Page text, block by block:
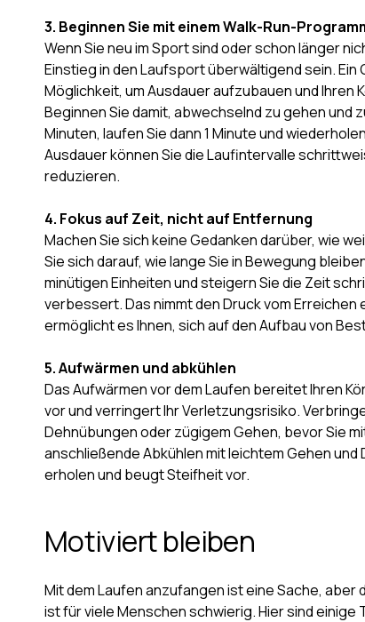
3. Beginnen Sie mit einem Walk-Run-
Wenn Sie neu im Sport sind oder schon länger
Einstieg in den Laufsport überwältigend sein.
Möglichkeit, um Ausdauer aufzubauen und Ihren
Beginnen Sie damit, abwechselnd zu gehen und
Minuten, laufen Sie dann 1 Minute und
Ausdauer können Sie die Laufintervalle
reduzieren.
4. Fokus auf Zeit, nicht auf Entfernung
Machen Sie sich keine Gedanken darüber, wie
Sie sich darauf, wie lange Sie in Bewegung
minütigen Einheiten und steigern Sie die Zeit
verbessert. Das nimmt den Druck vom
ermöglicht es Ihnen, sich auf den Aufbau von
5. Aufwärmen und abkühlen
Das Aufwärmen vor dem Laufen bereitet Ihren
vor und verringert Ihr Verletzungsrisiko.
Dehnübungen oder zügigem Gehen, bevor Sie
anschließende Abkühlen mit leichtem Gehen und
erholen und beugt Steifheit vor.
Motiviert bleiben
Mit dem Laufen anzufangen ist eine Sache,
ist für viele Menschen schwierig. Hier sind einige